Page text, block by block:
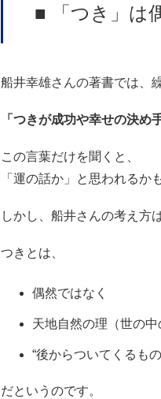
■ 「つき」は
船井幸雄さんの著書では、
「つきが成功や幸せの決め
この言葉だけを聞くと、
「運の話か」と思われるか
しかし、船井さんの考え方
つきとは、
偶然ではなく
天地自然の理（世の
“後からついてくるも
だというのです。